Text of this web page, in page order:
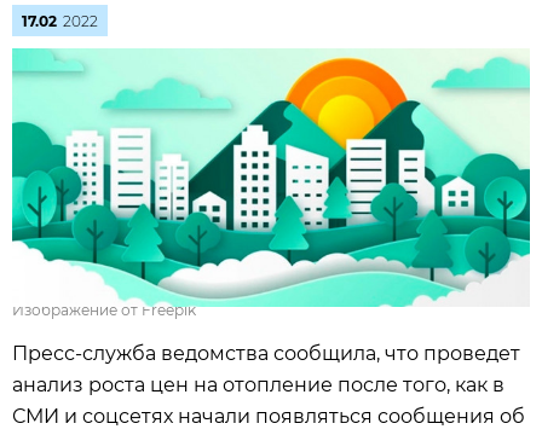
17.02 2022
Изображение от Freepik
Пресс-служба ведомства сообщила, что проведет
анализ роста цен на отопление после того, как в
СМИ и соцсетях начали появляться сообщения об